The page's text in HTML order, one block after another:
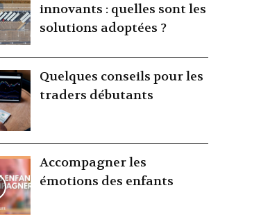
innovants : quelles sont les
solutions adoptées ?
Quelques conseils pour les
traders débutants
Accompagner les
émotions des enfants